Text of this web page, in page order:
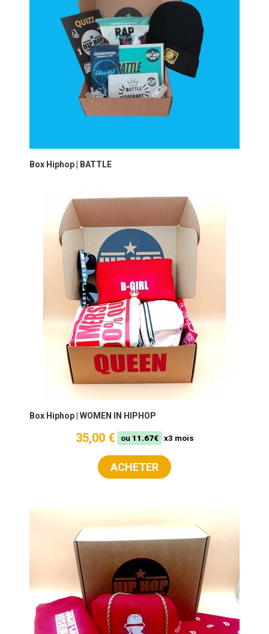
Box Hiphop | BATTLE
Box Hiphop | WOMEN IN HIPHOP
35,00 € ou 11.67€ x3 mois
ACHETER